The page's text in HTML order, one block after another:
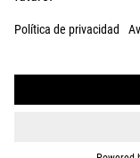
ABOUT US